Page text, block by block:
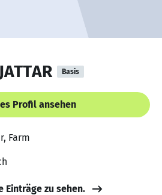
Basis
Profil ansehen
Farm
Einträge zu sehen.